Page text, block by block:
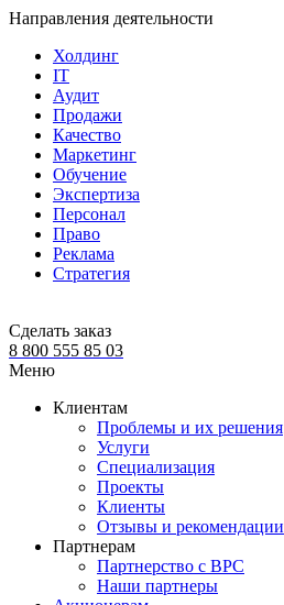
Направления деятельности
Холдинг
IT
Аудит
Продажи
Качество
Маркетинг
Обучение
Экспертиза
Персонал
Право
Реклама
Стратегия
Сделать заказ
8 800 555 85 03
Меню
Клиентам
Проблемы и их решения
Услуги
Специализация
Проекты
Клиенты
Отзывы и рекомендации
Партнерам
Партнерство с BPC
Наши партнеры